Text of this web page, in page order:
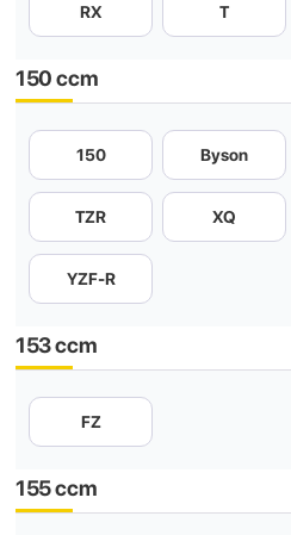
RX T
150 ccm
150 Byson
TZR XQ
YZF-R
153 ccm
FZ
155 ccm